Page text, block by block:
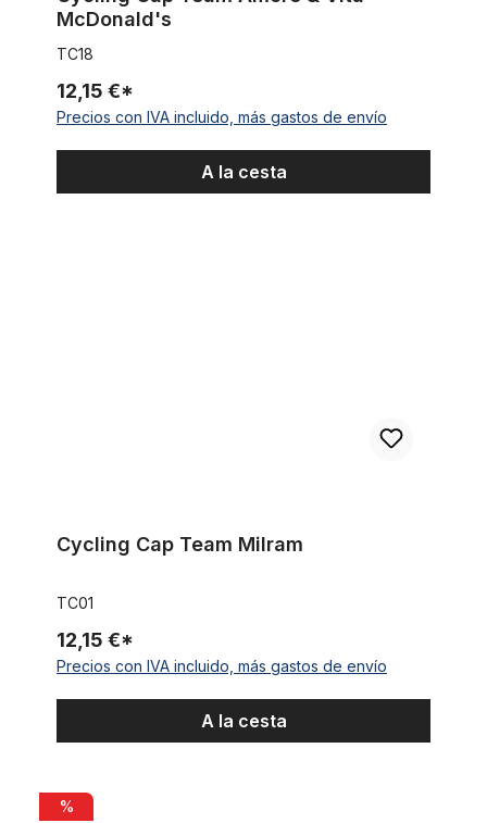
McDonald's
TC18
12,15 €*
Precios con IVA incluido, más gastos de envío
A la cesta
Cycling Cap Team Milram
TC01
12,15 €*
Precios con IVA incluido, más gastos de envío
A la cesta
Original GANT 1970s vintage bicycle gloves with chrocheted
%